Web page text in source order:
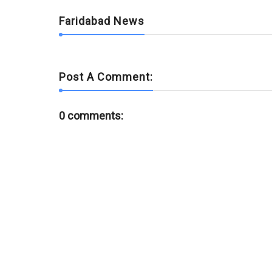
Faridabad News
Post A Comment:
0 comments: